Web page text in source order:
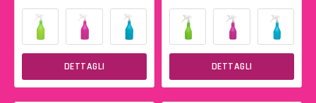
DETTAGLI DETTAGLI